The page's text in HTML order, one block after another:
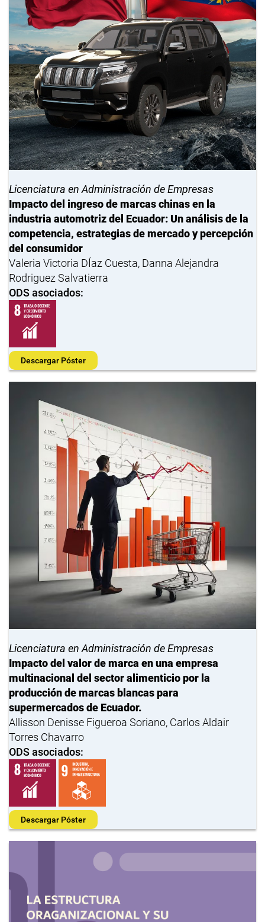
Licenciatura en Administración de Empresas
Impacto del ingreso de marcas chinas en la
industria automotriz del Ecuador: Un análisis de la
competencia, estrategias de mercado y percepción
del consumidor
Valeria Victoria DÍaz Cuesta, Danna Alejandra
Rodriguez Salvatierra
ODS asociados:
Descargar Póster
Licenciatura en Administración de Empresas
Impacto del valor de marca en una empresa
multinacional del sector alimenticio por la
producción de marcas blancas para
supermercados de Ecuador.
Allisson Denisse Figueroa Soriano, Carlos Aldair
Torres Chavarro
ODS asociados:
Descargar Póster